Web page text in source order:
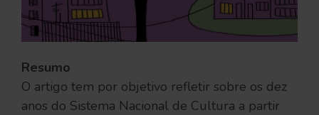
Resumo
O artigo tem por objetivo refletir sobre os dez
anos do Sistema Nacional de Cultura a partir